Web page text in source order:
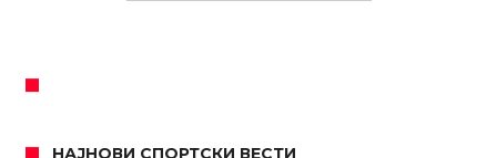
НАЈНОВИ СПОРТСКИ ВЕСТИ